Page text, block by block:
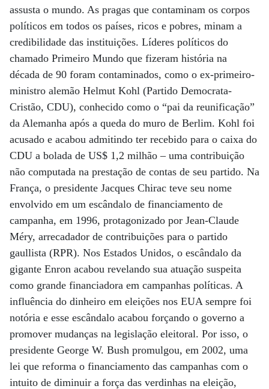
assusta o mundo. As pragas que contaminam os corpos
políticos em todos os países, ricos e pobres, minam a
credibilidade das instituições. Líderes políticos do
chamado Primeiro Mundo que fizeram história na
década de 90 foram contaminados, como o ex-primeiro-
ministro alemão Helmut Kohl (Partido Democrata-
Cristão, CDU), conhecido como o “pai da reunificação”
da Alemanha após a queda do muro de Berlim. Kohl foi
acusado e acabou admitindo ter recebido para o caixa do
CDU a bolada de US$ 1,2 milhão – uma contribuição
não computada na prestação de contas de seu partido. Na
França, o presidente Jacques Chirac teve seu nome
envolvido em um escândalo de financiamento de
campanha, em 1996, protagonizado por Jean-Claude
Méry, arrecadador de contribuições para o partido
gaullista (RPR). Nos Estados Unidos, o escândalo da
gigante Enron acabou revelando sua atuação suspeita
como grande financiadora em campanhas políticas. A
influência do dinheiro em eleições nos EUA sempre foi
notória e esse escândalo acabou forçando o governo a
promover mudanças na legislação eleitoral. Por isso, o
presidente George W. Bush promulgou, em 2002, uma
lei que reforma o financiamento das campanhas com o
intuito de diminuir a força das verdinhas na eleição,